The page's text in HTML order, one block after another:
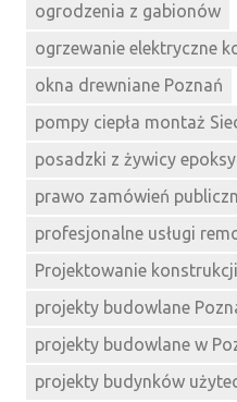
ogrodzenia z gabionów
ogrzewanie elektryczne
okna drewniane Poznań
pompy ciepła montaż
posadzki z żywicy
prawo zamówień
profesjonalne usługi
Projektowanie
projekty budowlane
projekty budowlane w
projekty budynków